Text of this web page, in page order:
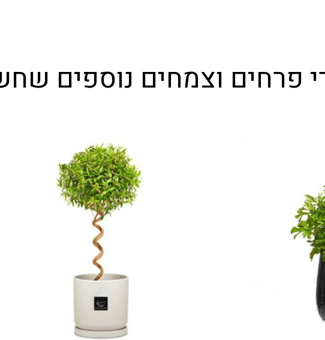
פרחים וצמחים נוספים